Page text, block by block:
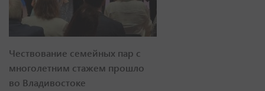
Чествование семейных пар с
многолетним стажем прошло
во Владивостоке